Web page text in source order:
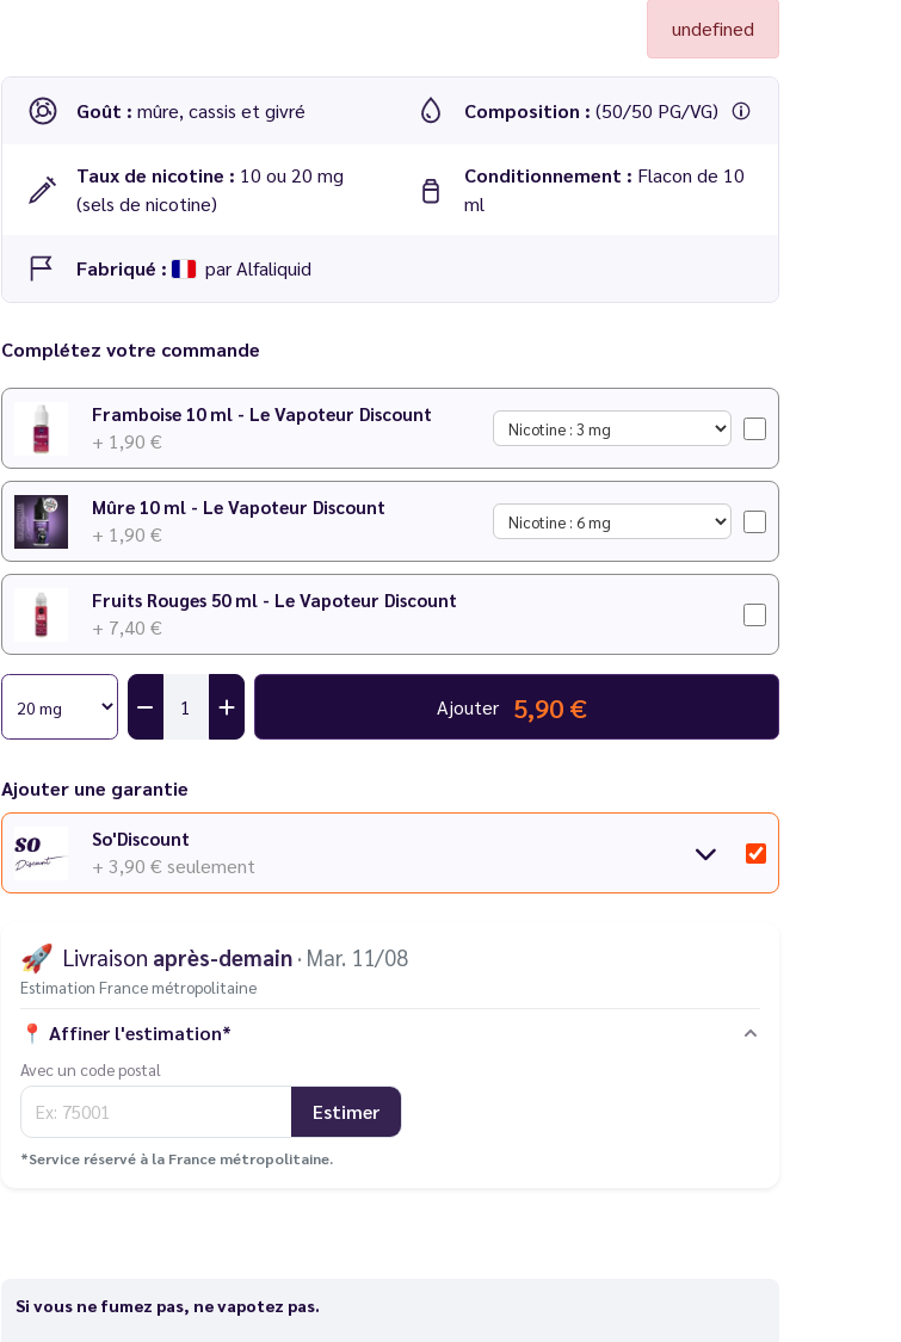
undefined
Goût : mûre, cassis et givré Composition : (50/50 PG/VG)
Taux de nicotine : 10 ou 20 mg
(sels de nicotine)
Conditionnement : Flacon de 10
ml
Fabriqué : par Alfaliquid
Complétez votre commande
Framboise 10 ml - Le Vapoteur Discount
+ 1,90 €
Mûre 10 ml - Le Vapoteur Discount
+ 1,90 €
Fruits Rouges 50 ml - Le Vapoteur Discount
+ 7,40 €
Ajouter 5,90 €
Ajouter une garantie
So'Discount
+ 3,90 € seulement
🚀 Livraison après-demain · Mar. 11/08
Estimation France métropolitaine
📍 Affiner l'estimation*
Avec un code postal
Estimer
*Service réservé à la France métropolitaine.
Si vous ne fumez pas, ne vapotez pas.